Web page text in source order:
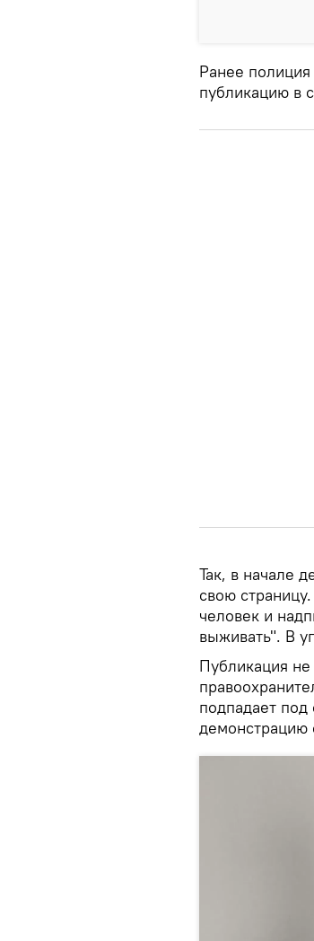
Ранее
публикацию в
Так, в начале
свою
человек и
выживать". В
Публикация
подпадает
демонстрацию